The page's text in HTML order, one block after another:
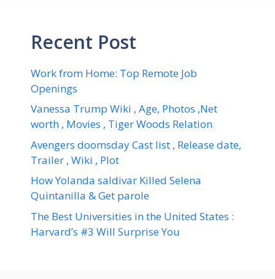
Recent Post
Work from Home: Top Remote Job
Openings
Vanessa Trump Wiki , Age, Photos ,Net
worth , Movies , Tiger Woods Relation
Avengers doomsday Cast list , Release date,
Trailer , Wiki , Plot
How Yolanda saldivar Killed Selena
Quintanilla & Get parole
The Best Universities in the United States :
Harvard’s #3 Will Surprise You